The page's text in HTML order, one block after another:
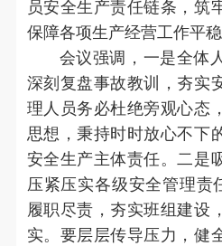
员安全生产责任链条，筑
保障各项生产经营工作平稳
会议强调，一是全体
深刻复盘事故教训，夯实
理人员务必杜绝旁观心态
思想，秉持时时放心不下
安全生产主体责任。二是
压紧压实各级安全管理责
履职尽责，夯实班组建设
实。要层层传导压力，健